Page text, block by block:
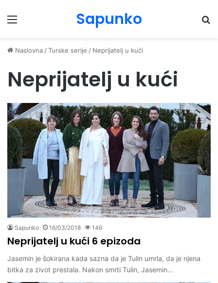
Menu Sapunko
Naslovna /Turske serije / Neprijatelj u kući
Neprijatelj u kući
Sapunko 16/03/2018 146
Neprijatelj u kući 6 epizoda
Jasemin je šokirana kada sazna da je Tulin umrla, da je njena
bitka za zivot prestala. Nakon smrti Tulin, Jasemin…